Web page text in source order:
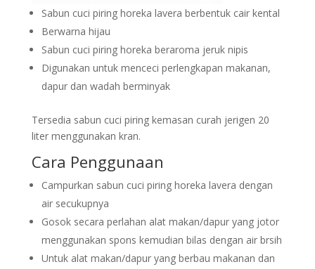
Sabun cuci piring horeka lavera berbentuk cair kental
Berwarna hijau
Sabun cuci piring horeka beraroma jeruk nipis
Digunakan untuk menceci perlengkapan makanan,
dapur dan wadah berminyak
Tersedia sabun cuci piring kemasan curah jerigen 20
liter menggunakan kran.
Cara Penggunaan
Campurkan sabun cuci piring horeka lavera dengan
air secukupnya
Gosok secara perlahan alat makan/dapur yang jotor
menggunakan spons kemudian bilas dengan air brsih
Untuk alat makan/dapur yang berbau makanan dan